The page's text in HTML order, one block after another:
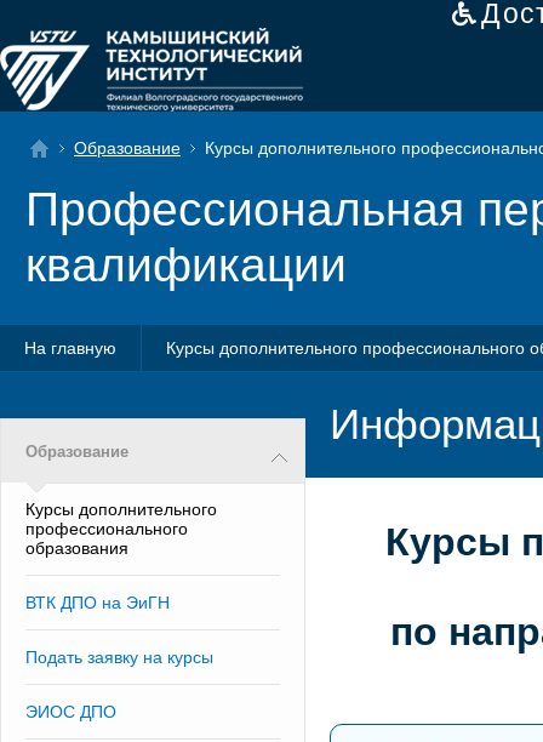
Образование Курсы дополнительного
Профессиональная
квалификации
На главную Курсы дополнительного профессионального
Образование
Курсы дополнительного
профессионального
образования
ВТК ДПО на ЭиГН
Подать заявку на курсы
ЭИОС ДПО
Курсы
по